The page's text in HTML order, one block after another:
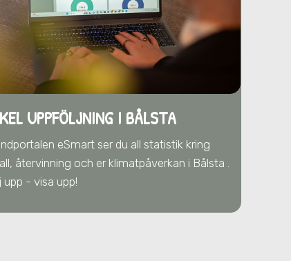
UPPFÖLJNING I BÅLSTA
eSmart ser du all statistik kring
återvinning och er klimatpåverkan i Bålsta .
upp - visa upp!